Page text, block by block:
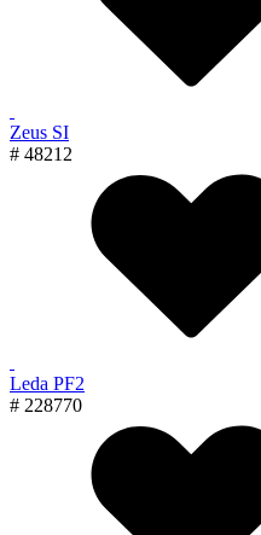
Zeus SI
# 48212
Leda PF2
# 228770